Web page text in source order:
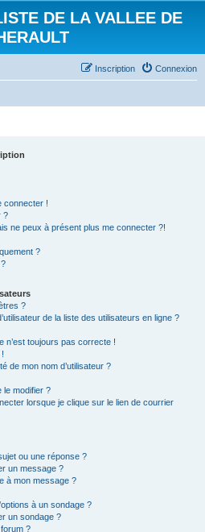
DE LA VALLEE DE
Connexion
Inscription
connecter !
?
ne peux à présent plus me connecter ?!
?
?
de la liste des utilisateurs en ligne ?
n’est toujours pas correcte !
de mon nom d’utilisateur ?
le modifier ?
lorsque je clique sur le lien de courrier
ou une réponse ?
un message ?
à mon message ?
à un sondage ?
un sondage ?
?